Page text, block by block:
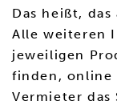
Das heißt,
Alle weiteren
jeweiligen
finden, online
Vermieter das